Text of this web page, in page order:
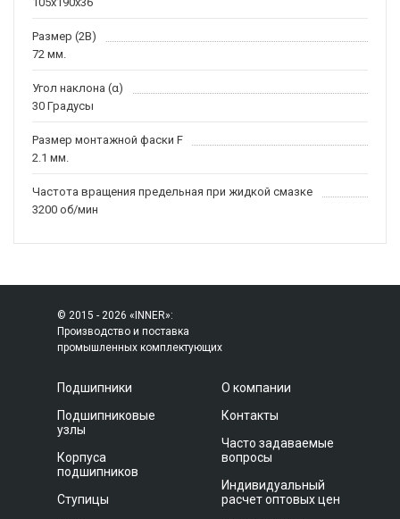
Размер (2B)
72 мм.
Угол наклона (α)
30 Градусы
Размер монтажной фаски F
2.1 мм.
Частота вращения предельная при жидкой смазке
3200 об/мин
© 2015 - 2026 «INNER»:
Производство и поставка
промышленных комплектующих
Подшипники
Подшипниковые
узлы
Корпуса
подшипников
Ступицы
О компании
Контакты
Часто задаваемые
вопросы
Индивидуальный
расчет оптовых цен